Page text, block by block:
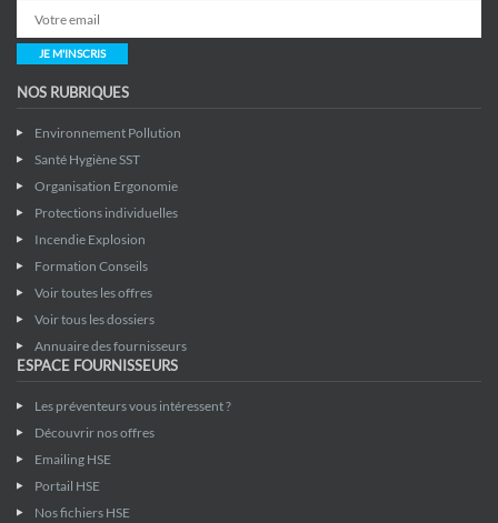
JE M'INSCRIS
NOS RUBRIQUES
Environnement Pollution
Santé Hygiène SST
Organisation Ergonomie
Protections individuelles
Incendie Explosion
Formation Conseils
Voir toutes les offres
Voir tous les dossiers
Annuaire des fournisseurs
ESPACE FOURNISSEURS
Les préventeurs vous intéressent ?
Découvrir nos offres
Emailing HSE
Portail HSE
Nos fichiers HSE